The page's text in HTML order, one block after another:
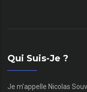
Qui Suis-Je ?
Je m’appelle Nicolas